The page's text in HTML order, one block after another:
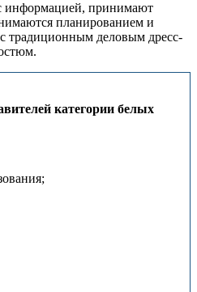
информацией, принимают
планированием и
традиционным деловым дресс-
категории белых